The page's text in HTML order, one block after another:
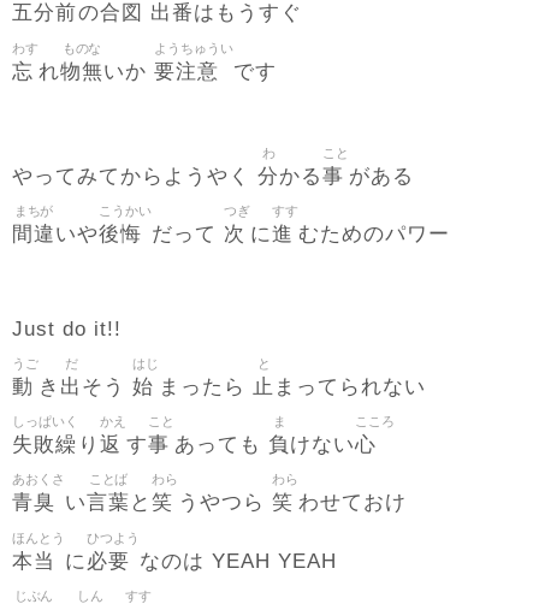
五分前の合図 出番はもうすぐ
忘
わす
れ物無
ものな
いか 要注意
ようちゅうい
です
やってみてからようやく 分
わ
かる事
こと
がある
間違
まちが
いや後悔
こうかい
だって 次
つぎ
に進
すす
むためのパワー
Just do it!!
動
うご
き 出
だ
そう 始
はじ
まったら 止
と
まってられない
失敗繰
しっぱいく
り 返
かえ
す事
こと
あっても 負
ま
けない心
こころ
青臭
あおくさ
い言葉
ことば
と 笑
わら
うやつら 笑
わら
わせておけ
本当
ほんとう
に必要
ひつよう
なのは YEAH YEAH
じぶん しん すす